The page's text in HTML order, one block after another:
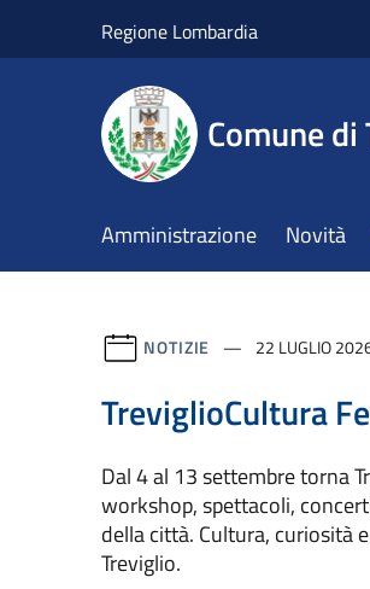
Regione Lombardia
Comune
Amministrazione Novità
NOTIZIE 22 LUGLIO
TreviglioCultura
Dal 4 al 13 settembre torna
workshop, spettacoli,
della città. Cultura, curiosità
Treviglio.